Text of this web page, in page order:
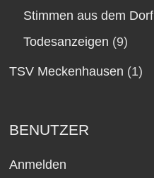
Stimmen aus dem Dorf
Todesanzeigen (9)
TSV Meckenhausen (1)
BENUTZER
Anmelden